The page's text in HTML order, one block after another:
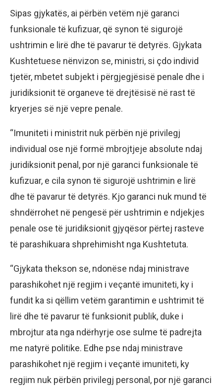
Sipas gjykatës, ai përbën vetëm një garanci
funksionale të kufizuar, që synon të sigurojë
ushtrimin e lirë dhe të pavarur të detyrës. Gjykata
Kushtetuese nënvizon se, ministri, si çdo individ
tjetër, mbetet subjekt i përgjegjësisë penale dhe i
juridiksionit të organeve të drejtësisë në rast të
kryerjes së një vepre penale.
“Imuniteti i ministrit nuk përbën një privilegj
individual ose një formë mbrojtjeje absolute ndaj
juridiksionit penal, por një garanci funksionale të
kufizuar, e cila synon të sigurojë ushtrimin e lirë
dhe të pavarur të detyrës. Kjo garanci nuk mund të
shndërrohet në pengesë për ushtrimin e ndjekjes
penale ose të juridiksionit gjyqësor përtej rasteve
të parashikuara shprehimisht nga Kushtetuta.
“Gjykata thekson se, ndonëse ndaj ministrave
parashikohet një regjim i veçantë imuniteti, ky i
fundit ka si qëllim vetëm garantimin e ushtrimit të
lirë dhe të pavarur të funksionit publik, duke i
mbrojtur ata nga ndërhyrje ose sulme të padrejta
me natyrë politike. Edhe pse ndaj ministrave
parashikohet një regjim i veçantë imuniteti, ky
regjim nuk përbën privilegj personal, por një garanci